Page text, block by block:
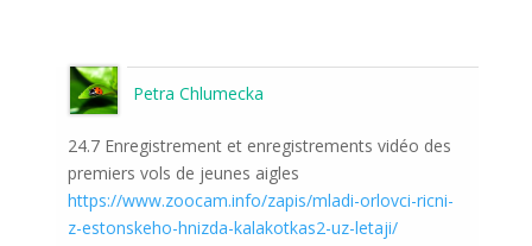
Petra Chlumecka
24.7 Enregistrement et enregistrements vidéo des
premiers vols de jeunes aigles
https://www.zoocam.info/zapis/mladi-orlovci-ricni-
z-estonskeho-hnizda-kalakotkas2-uz-letaji/